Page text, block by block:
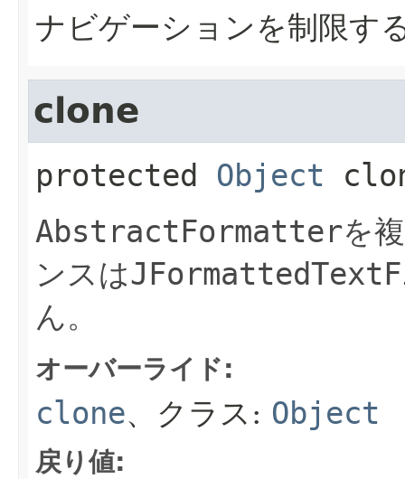
ナビゲーションを制限
clone
protected Object
AbstractFormatterを
ンスは
ん。
オーバーライド:
clone、クラス: Object
戻り値: